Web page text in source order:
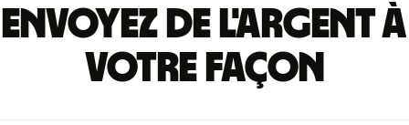
Envoyez de l'argent à
votre façon